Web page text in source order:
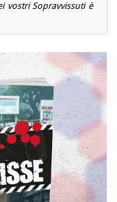
vostri Sopravvissuti è